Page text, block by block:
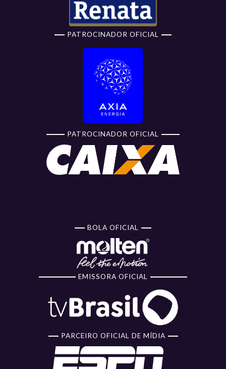
PATROCINADOR OFICIAL
PATROCINADOR OFICIAL
BOLA OFICIAL
EMISSORA OFICIAL
PARCEIRO OFICIAL DE MÍDIA